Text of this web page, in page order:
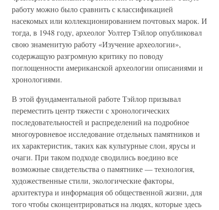
работу можно было сравнить с классификацией
насекомых или коллекционированием почтовых марок. И
тогда, в 1948 году, археолог Уолтер Тэйлор опубликовал
свою знаменитую работу «Изучение археологии»,
содержащую разгромную критику по поводу
поглощенности американской археологии описаниями и
хронологиями.
В этой фундаментальной работе Тэйлор призывал
переместить центр тяжести с хронологических
последовательностей и распределений на подробное
многоуровневое исследование отдельных памятников и
их характеристик, таких как культурные слои, ярусы и
очаги. При таком подходе сводились воедино все
возможные свидетельства о памятнике — технология,
художественные стили, экологические факторы,
архитектура и информация об общественной жизни, для
того чтобы сконцентрироваться на людях, которые здесь